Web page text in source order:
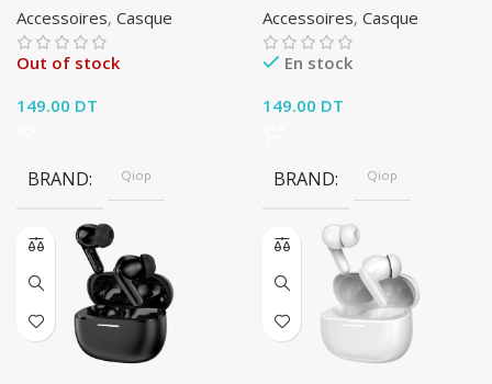
Accessoires, Casque
Out of stock
149.00 DT
BRAND Qiop
Accessoires, Casque
En stock
149.00 DT
BRAND Qiop